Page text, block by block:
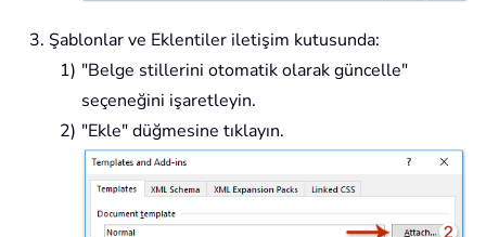
Şablonlar ve Eklentiler iletişim kutusunda:
"Belge stillerini otomatik olarak güncelle"
seçeneğini işaretleyin.
"Ekle" düğmesine tıklayın.